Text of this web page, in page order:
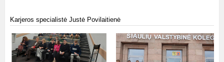
Karjeros specialistė Justė Povilaitienė